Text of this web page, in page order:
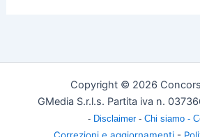
Copyright © 2026
GMedia S.r.l.s. Partita iva n.
- Disclaimer - Chi siamo -